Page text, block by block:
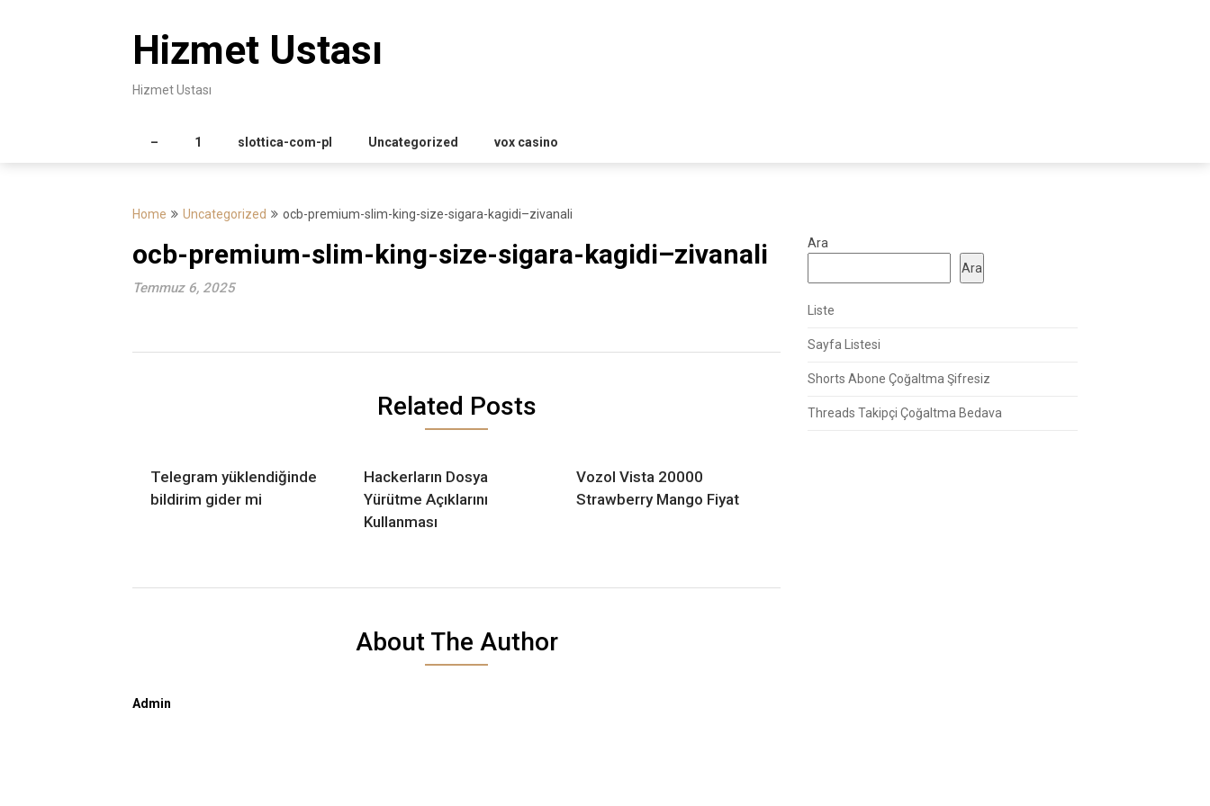
Hizmet Ustası
Hizmet Ustası
– 1 slottica-com-pl Uncategorized vox casino
Home Uncategorized ocb-premium-slim-king-size-sigara-kagidi–zivanali
ocb-premium-slim-king-size-sigara-kagidi–zivanali
Temmuz 6, 2025
Related Posts
Telegram yüklendiğinde
bildirim gider mi
Hackerların Dosya
Yürütme Açıklarını
Kullanması
Vozol Vista 20000
Strawberry Mango Fiyat
About The Author
Admin
Ara
Ara
Liste
Sayfa Listesi
Shorts Abone Çoğaltma Şifresiz
Threads Takipçi Çoğaltma Bedava